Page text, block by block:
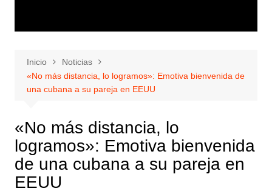
Inicio
Noticias
«No más distancia, lo logramos»: Emotiva bienvenida de
una cubana a su pareja en EEUU
«No más distancia, lo
logramos»: Emotiva bienvenida
de una cubana a su pareja en
EEUU